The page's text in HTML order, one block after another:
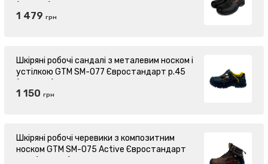
1 479 грн
Шкіряні робочі сандалі з металевим носком і
устілкою GTM SM-077 Євростандарт р.45
1 150 грн
Шкіряні робочі черевики з композитним
носком GTM SM-075 Active Євростандарт